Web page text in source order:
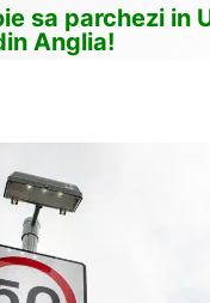
sa parchezi in
Anglia!